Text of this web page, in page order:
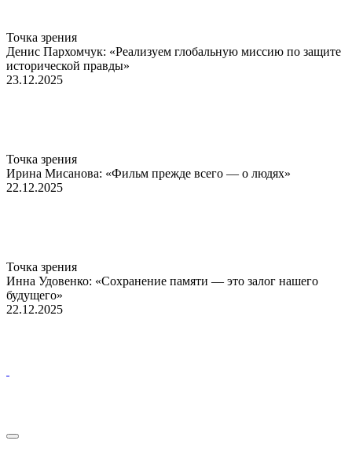
Точка зрения
Денис Пархомчук: «Реализуем глобальную миссию по защите
исторической правды»
23.12.2025
Точка зрения
Ирина Мисанова: «Фильм прежде всего — о людях»
22.12.2025
Точка зрения
Инна Удовенко: «Сохранение памяти — это залог нашего
будущего»
22.12.2025